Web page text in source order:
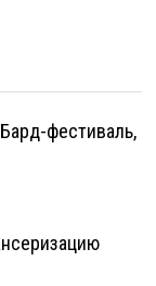
фестиваль,